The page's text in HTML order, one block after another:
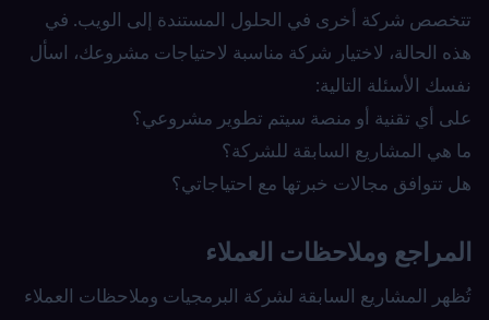
تتخصص شركة أخرى في الحلول المستندة إلى الويب. في
هذه الحالة، لاختيار شركة مناسبة لاحتياجات مشروعك، اسأل
نفسك الأسئلة التالية:
على أي تقنية أو منصة سيتم تطوير مشروعي؟
ما هي المشاريع السابقة للشركة؟
هل تتوافق مجالات خبرتها مع احتياجاتي؟
المراجع وملاحظات العملاء
تُظهر المشاريع السابقة لشركة البرمجيات وملاحظات العملاء